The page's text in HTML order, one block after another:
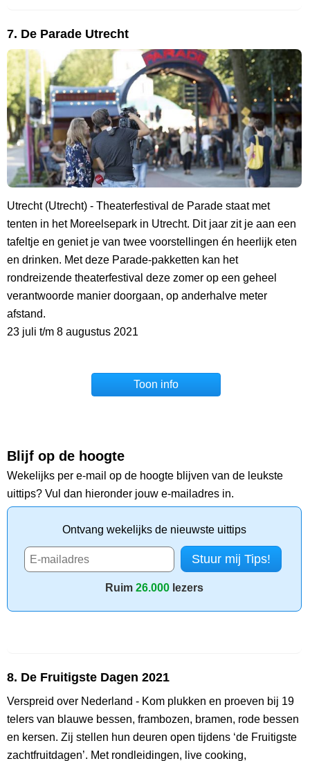
7. De Parade Utrecht
Utrecht (Utrecht) - Theaterfestival de Parade staat met
tenten in het Moreelsepark in Utrecht. Dit jaar zit je aan een
tafeltje en geniet je van twee voorstellingen én heerlijk eten
en drinken. Met deze Parade-pakketten kan het
rondreizende theaterfestival deze zomer op een geheel
verantwoorde manier doorgaan, op anderhalve meter
afstand.
23 juli t/m 8 augustus 2021
Toon info
Blijf op de hoogte
Wekelijks per e-mail op de hoogte blijven van de leukste
uittips? Vul dan hieronder jouw e-mailadres in.
Ontvang wekelijks de nieuwste uittips
Ruim 26.000 lezers
8. De Fruitigste Dagen 2021
Verspreid over Nederland - Kom plukken en proeven bij 19
telers van blauwe bessen, frambozen, bramen, rode bessen
en kersen. Zij stellen hun deuren open tijdens ‘de Fruitigste
zachtfruitdagen’. Met rondleidingen, live cooking,